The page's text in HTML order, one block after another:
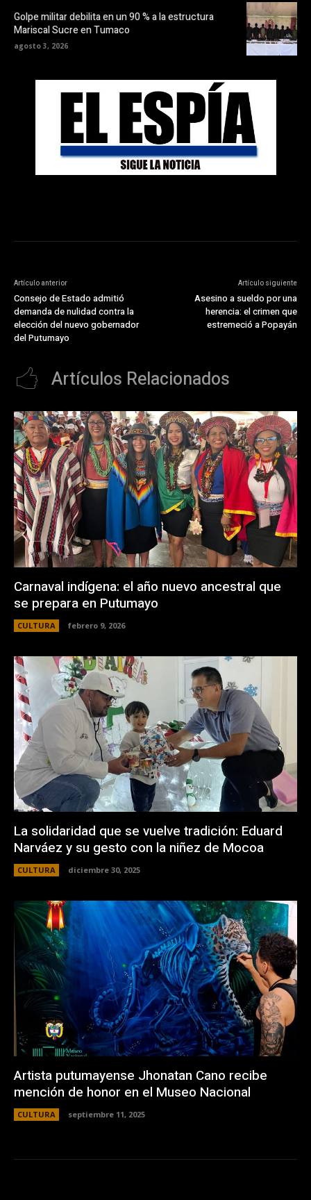
Golpe militar debilita en un 90 % a la estructura
Mariscal Sucre en Tumaco
agosto 3, 2026
Artículo anterior
Consejo de Estado admitió
demanda de nulidad contra la
elección del nuevo gobernador
del Putumayo
Artículo siguiente
Asesino a sueldo por una
herencia: el crimen que
estremeció a Popayán
Artículos Relacionados
Carnaval indígena: el año nuevo ancestral que
se prepara en Putumayo
CULTURA febrero 9, 2026
La solidaridad que se vuelve tradición: Eduard
Narváez y su gesto con la niñez de Mocoa
CULTURA diciembre 30, 2025
Artista putumayense Jhonatan Cano recibe
mención de honor en el Museo Nacional
CULTURA septiembre 11, 2025